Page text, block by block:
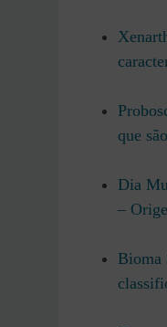
que
Dia
–
Bioma